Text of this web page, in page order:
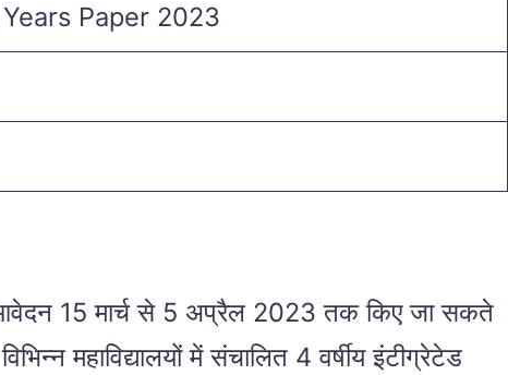
Paper 2023
15 मार्च से 5 अप्रैल 2023 तक किए जा सकते
महाविद्यालयों में संचालित 4 वर्षीय इंटीग्रेटेड